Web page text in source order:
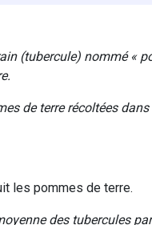
(tubercule) nommé «
de terre récoltées
les pommes de terre.
des tubercules